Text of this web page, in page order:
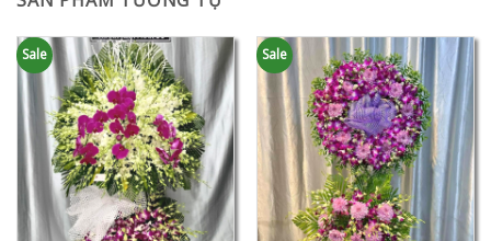
Sale Sale